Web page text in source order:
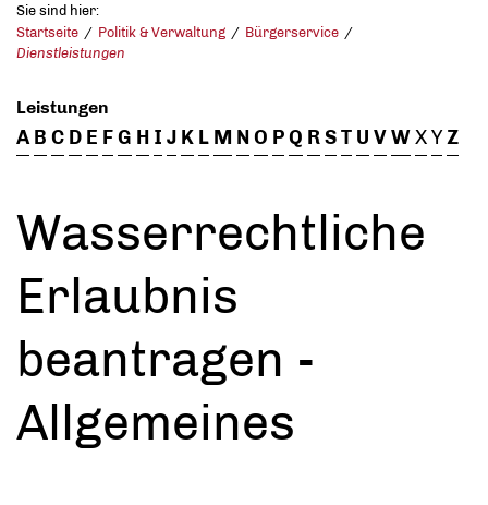
Sie sind hier:
Startseite
Politik & Verwaltung
Bürgerservice
Dienstleistungen
Leistungen
A B C D E FG H I J K L M NO PQ RST U VWXYZ
Wasserrechtliche
Erlaubnis
beantragen -
Allgemeines